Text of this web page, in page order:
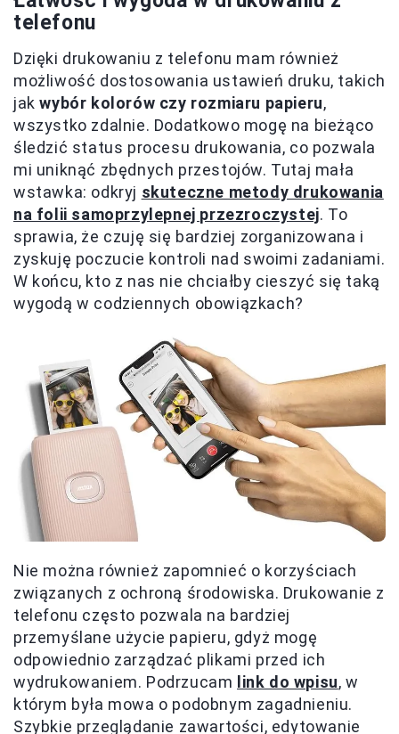
telefonu
Dzięki drukowaniu z telefonu mam również
możliwość dostosowania ustawień druku, takich
jakwybór kolorów czy rozmiaru papieru,
wszystko zdalnie. Dodatkowo mogę na bieżąco
śledzić status procesu drukowania, co pozwala
mi uniknąć zbędnych przestojów. Tutaj mała
wstawka: odkryj skuteczne metody drukowania
na folii samoprzylepnej przezroczystej. To
sprawia, że czuję się bardziej zorganizowana i
zyskuję poczucie kontroli nad swoimi zadaniami.
W końcu, kto z nas nie chciałby cieszyć się taką
wygodą w codziennych obowiązkach?
Nie można również zapomnieć o korzyściach
związanych z ochroną środowiska. Drukowanie z
telefonu często pozwala na bardziej
przemyślane użycie papieru, gdyż mogę
odpowiednio zarządzać plikami przed ich
wydrukowaniem. Podrzucam link do wpisu, w
którym była mowa o podobnym zagadnieniu.
Szybkie przeglądanie zawartości, edytowanie